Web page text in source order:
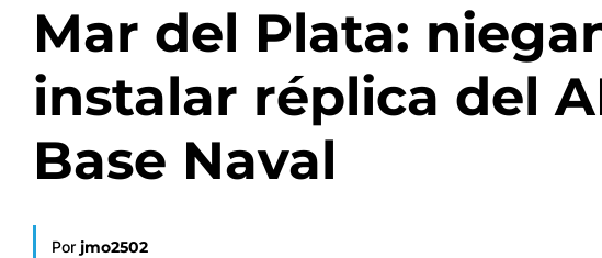
Mar del Plata:
instalar réplica del
Base Naval
Por jmo2502